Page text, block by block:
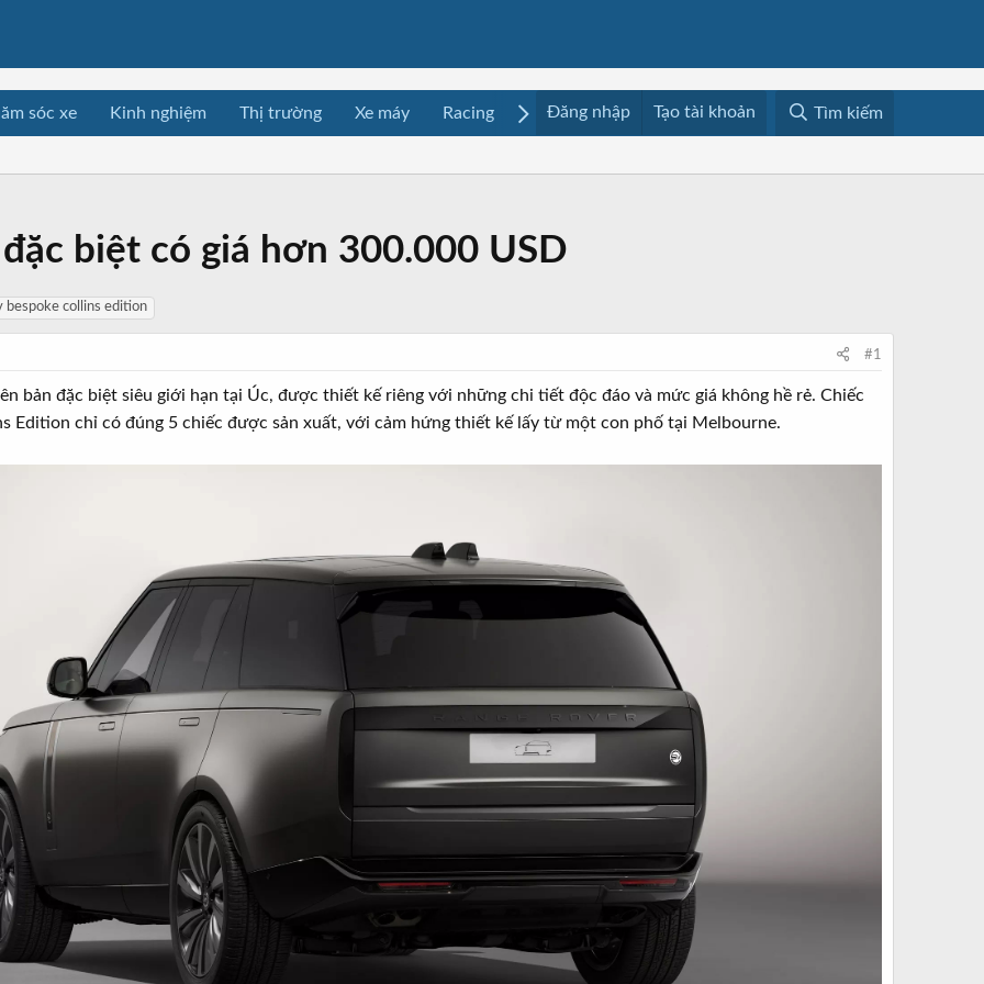
sóc xe Kinh nghiệm Thị trường Xe máy Racing Mua bán Media Resources
Đăng nhập Tạo tài khoản Tìm kiếm
biệt có giá hơn 300.000 USD
bespoke collins edition
#1
bản đặc biệt siêu giới hạn tại Úc, được thiết kế riêng với những chi tiết độc đáo và mức giá không hề rẻ. Chiếc
Edition chỉ có đúng 5 chiếc được sản xuất, với cảm hứng thiết kế lấy từ một con phố tại Melbourne.